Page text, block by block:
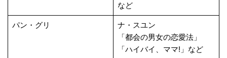
など
パン・グリ
ナ・スユン
「都会の男女の恋愛法」
「ハイバイ、ママ!」など